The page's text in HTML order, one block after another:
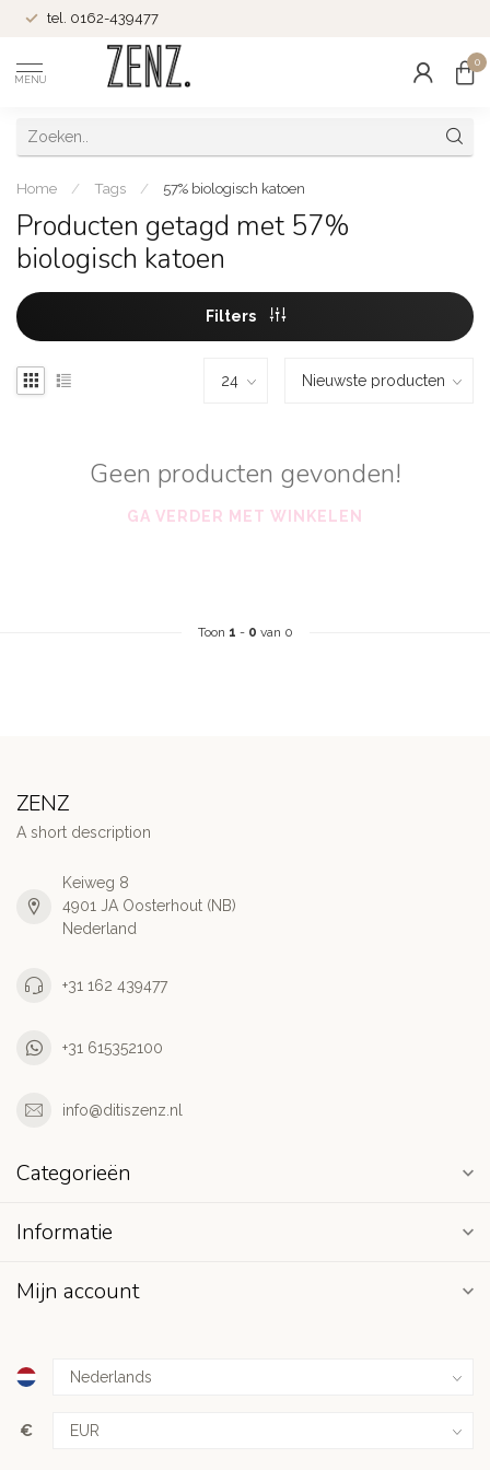
tel. 0162-439477
MENU
0
Home / Tags / 57% biologisch katoen
Producten getagd met 57%
biologisch katoen
Filters
Geen producten gevonden!
GA VERDER MET WINKELEN
Toon 1 - 0 van 0
ZENZ
A short description
Keiweg 8
4901 JA Oosterhout (NB)
Nederland
+31 162 439477
+31 615352100
info@ditiszenz.nl
Categorieën
Informatie
Mijn account
€